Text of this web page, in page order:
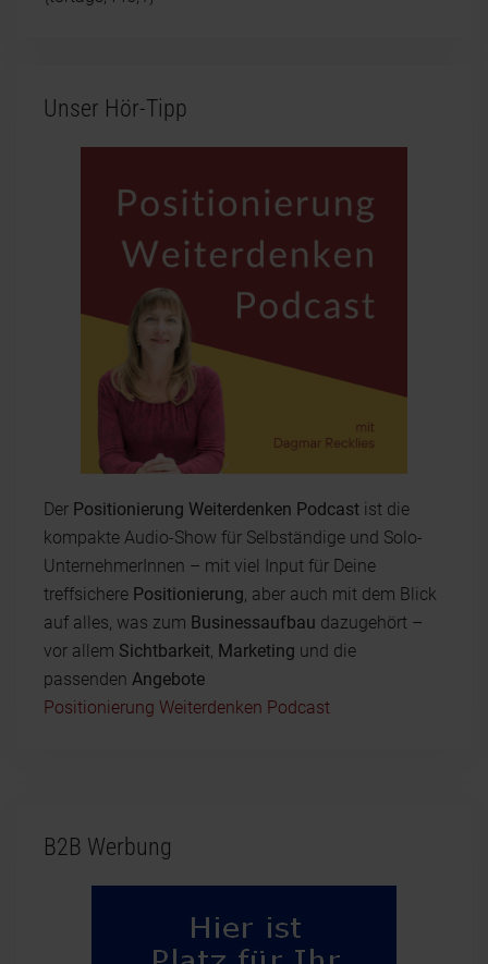
Unser Hör-Tipp
Der Positionierung Weiterdenken Podcast ist die
kompakte Audio-Show für Selbständige und Solo-
UnternehmerInnen – mit viel Input für Deine
treffsichere Positionierung , aber auch mit dem Blick
auf alles, was zum Businessaufbau dazugehört –
vor allem Sichtbarkeit Marketing und die
passenden Angebote
Positionierung Weiterdenken Podcast
B2B Werbung